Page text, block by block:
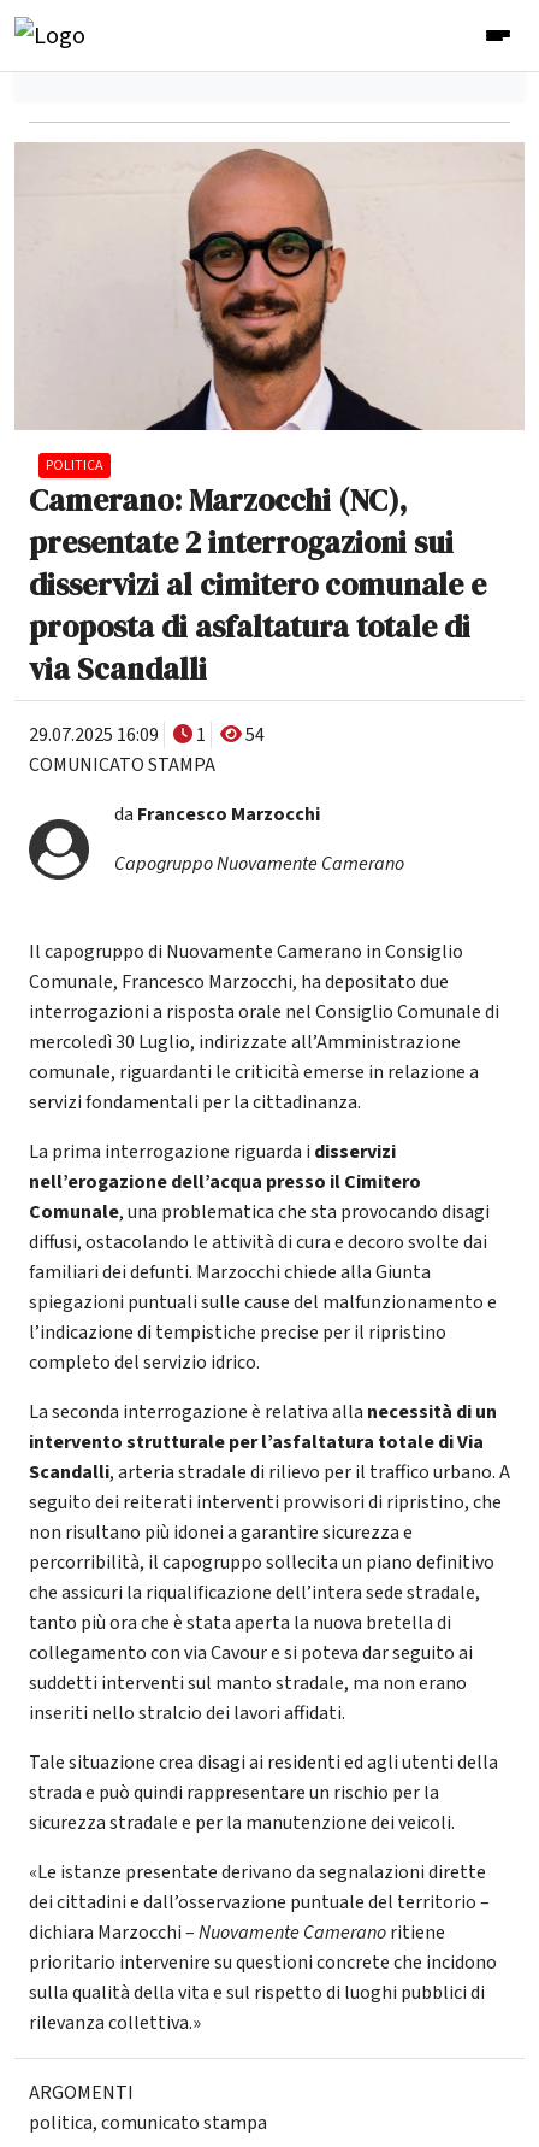
POLITICA
Camerano: Marzocchi (NC),
presentate 2 interrogazioni sui
disservizi al cimitero comunale e
proposta di asfaltatura totale di
via Scandalli
29.07.2025 16:09 1
54
COMUNICATO STAMPA
da Francesco Marzocchi
Capogruppo Nuovamente Camerano
Il capogruppo di Nuovamente Camerano in Consiglio
Comunale, Francesco Marzocchi, ha depositato due
interrogazioni a risposta orale nel Consiglio Comunale di
mercoledì 30 Luglio, indirizzate all’Amministrazione
comunale, riguardanti le criticità emerse in relazione a
servizi fondamentali per la cittadinanza.
La prima interrogazione riguarda i disservizi
nell’erogazione dell’acqua presso il Cimitero
Comunale, una problematica che sta provocando disagi
diffusi, ostacolando le attività di cura e decoro svolte dai
familiari dei defunti. Marzocchi chiede alla Giunta
spiegazioni puntuali sulle cause del malfunzionamento e
l’indicazione di tempistiche precise per il ripristino
completo del servizio idrico.
La seconda interrogazione è relativa alla necessità di un
intervento strutturale per l’asfaltatura totale di Via
Scandalli, arteria stradale di rilievo per il traffico urbano. A
seguito dei reiterati interventi provvisori di ripristino, che
non risultano più idonei a garantire sicurezza e
percorribilità, il capogruppo sollecita un piano definitivo
che assicuri la riqualificazione dell’intera sede stradale,
tanto più ora che è stata aperta la nuova bretella di
collegamento con via Cavour e si poteva dar seguito ai
suddetti interventi sul manto stradale, ma non erano
inseriti nello stralcio dei lavori affidati.
Tale situazione crea disagi ai residenti ed agli utenti della
strada e può quindi rappresentare un rischio per la
sicurezza stradale e per la manutenzione dei veicoli.
«Le istanze presentate derivano da segnalazioni dirette
dei cittadini e dall’osservazione puntuale del territorio –
dichiara Marzocchi –Nuovamente Cameranoritiene
prioritario intervenire su questioni concrete che incidono
sulla qualità della vita e sul rispetto di luoghi pubblici di
rilevanza collettiva.»
ARGOMENTI
politica,comunicato stampa